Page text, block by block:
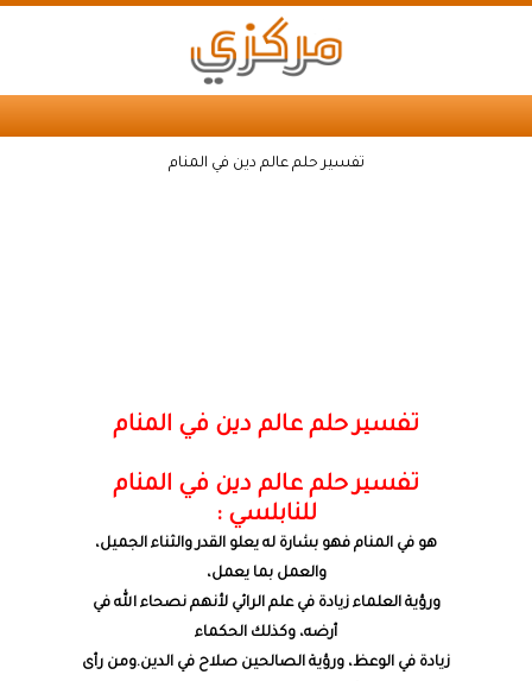
تفسير حلم عالم دين في المنام
تفسير حلم عالم دين في المنام
تفسير حلم عالم دين في المنام
للنابلسي :
هو في المنام فهو بشارة له يعلو القدر والثناء الجميل،
والعمل بما يعمل،
ورؤية العلماء زيادة في علم الرائي لأنهم نصحاء الله في
أرضه، وكذلك الحكماء
زيادة في الوعظ، ورؤية الصالحين صلاح في الدين.ومن رأى